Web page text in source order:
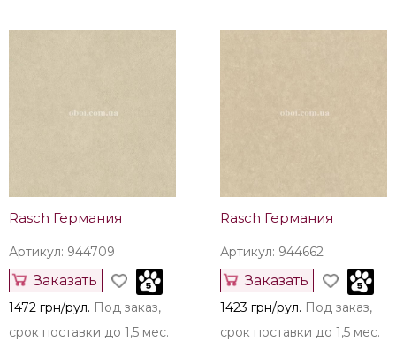
Rasch Германия
Артикул: 944709
Заказать
1472 грн/рул. Под заказ,
срок поставки до 1,5 мес.
Rasch Германия
Артикул: 944662
Заказать
1423 грн/рул. Под заказ,
срок поставки до 1,5 мес.